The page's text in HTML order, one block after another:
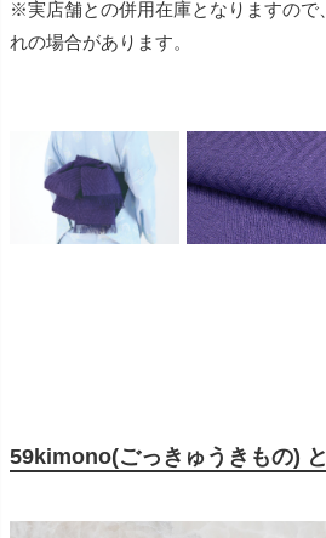
※実店舗との併用在庫となりますので
れの場合があります。
59kimono(ごっきゅうきもの)